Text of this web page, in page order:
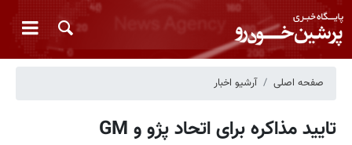
صفحه اصلی آرشیو اخبار
تایید مذاکره برای اتحاد پژو و GM